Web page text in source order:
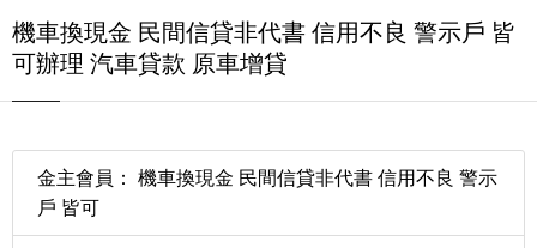
機車換現金 民間信貸非代書 信用不良 警示戶 皆
可辦理 汽車貸款 原車增貸
金主會員： 機車換現金 民間信貸非代書 信用不良 警示
戶 皆可